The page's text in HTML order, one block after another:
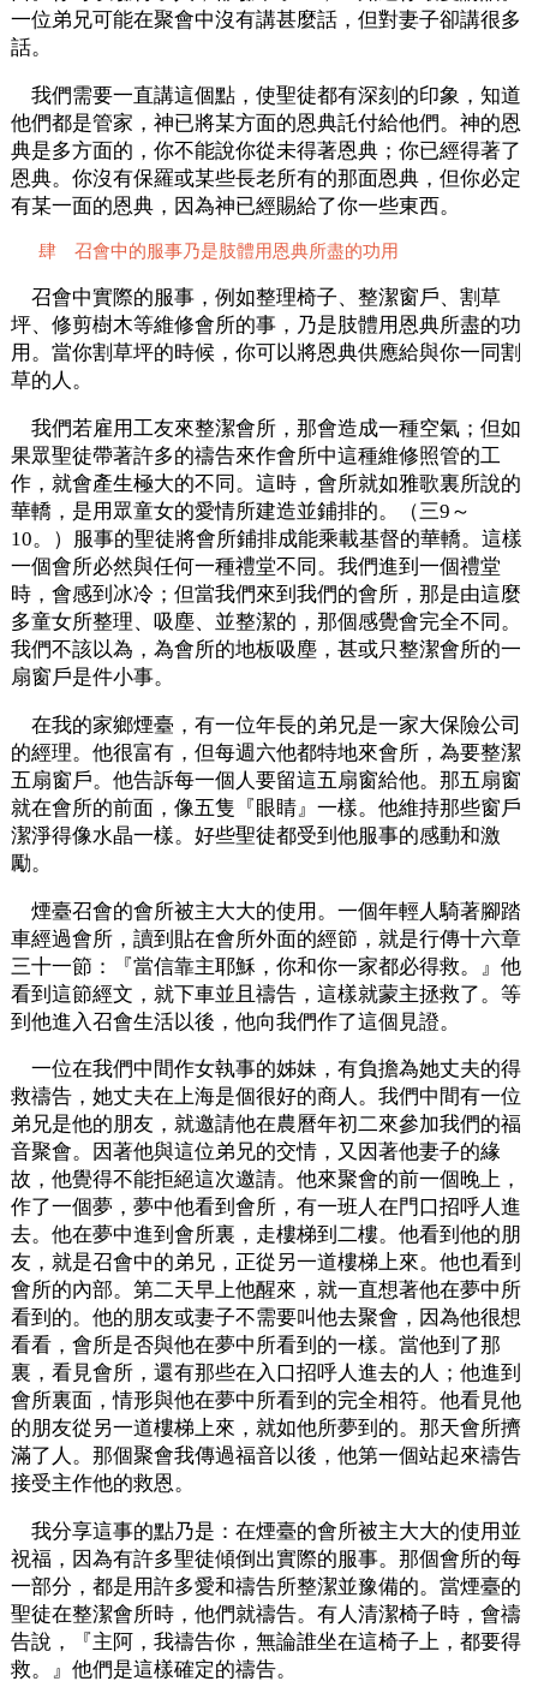
一位弟兄可能在聚會中沒有講甚麼話，但對妻子卻講很多
話。
我們需要一直講這個點，使聖徒都有深刻的印象，知道
他們都是管家，神已將某方面的恩典託付給他們。神的恩
典是多方面的，你不能說你從未得著恩典；你已經得著了
恩典。你沒有保羅或某些長老所有的那面恩典，但你必定
有某一面的恩典，因為神已經賜給了你一些東西。
肆 召會中的服事乃是肢體用恩典所盡的功用
召會中實際的服事，例如整理椅子、整潔窗戶、割草
坪、修剪樹木等維修會所的事，乃是肢體用恩典所盡的功
用。當你割草坪的時候，你可以將恩典供應給與你一同割
草的人。
我們若雇用工友來整潔會所，那會造成一種空氣；但如
果眾聖徒帶著許多的禱告來作會所中這種維修照管的工
作，就會產生極大的不同。這時，會所就如雅歌裏所說的
華轎，是用眾童女的愛情所建造並鋪排的。（三9～
10。）服事的聖徒將會所鋪排成能乘載基督的華轎。這樣
一個會所必然與任何一種禮堂不同。我們進到一個禮堂
時，會感到冰冷；但當我們來到我們的會所，那是由這麼
多童女所整理、吸塵、並整潔的，那個感覺會完全不同。
我們不該以為，為會所的地板吸塵，甚或只整潔會所的一
扇窗戶是件小事。
在我的家鄉煙臺，有一位年長的弟兄是一家大保險公司
的經理。他很富有，但每週六他都特地來會所，為要整潔
五扇窗戶。他告訴每一個人要留這五扇窗給他。那五扇窗
就在會所的前面，像五隻『眼睛』一樣。他維持那些窗戶
潔淨得像水晶一樣。好些聖徒都受到他服事的感動和激
勵。
煙臺召會的會所被主大大的使用。一個年輕人騎著腳踏
車經過會所，讀到貼在會所外面的經節，就是行傳十六章
三十一節：『當信靠主耶穌，你和你一家都必得救。』他
看到這節經文，就下車並且禱告，這樣就蒙主拯救了。等
到他進入召會生活以後，他向我們作了這個見證。
一位在我們中間作女執事的姊妹，有負擔為她丈夫的得
救禱告，她丈夫在上海是個很好的商人。我們中間有一位
弟兄是他的朋友，就邀請他在農曆年初二來參加我們的福
音聚會。因著他與這位弟兄的交情，又因著他妻子的緣
故，他覺得不能拒絕這次邀請。他來聚會的前一個晚上，
作了一個夢，夢中他看到會所，有一班人在門口招呼人進
去。他在夢中進到會所裏，走樓梯到二樓。他看到他的朋
友，就是召會中的弟兄，正從另一道樓梯上來。他也看到
會所的內部。第二天早上他醒來，就一直想著他在夢中所
看到的。他的朋友或妻子不需要叫他去聚會，因為他很想
看看，會所是否與他在夢中所看到的一樣。當他到了那
裏，看見會所，還有那些在入口招呼人進去的人；他進到
會所裏面，情形與他在夢中所看到的完全相符。他看見他
的朋友從另一道樓梯上來，就如他所夢到的。那天會所擠
滿了人。那個聚會我傳過福音以後，他第一個站起來禱告
接受主作他的救恩。
我分享這事的點乃是：在煙臺的會所被主大大的使用並
祝福，因為有許多聖徒傾倒出實際的服事。那個會所的每
一部分，都是用許多愛和禱告所整潔並豫備的。當煙臺的
聖徒在整潔會所時，他們就禱告。有人清潔椅子時，會禱
告說，『主阿，我禱告你，無論誰坐在這椅子上，都要得
救。』他們是這樣確定的禱告。